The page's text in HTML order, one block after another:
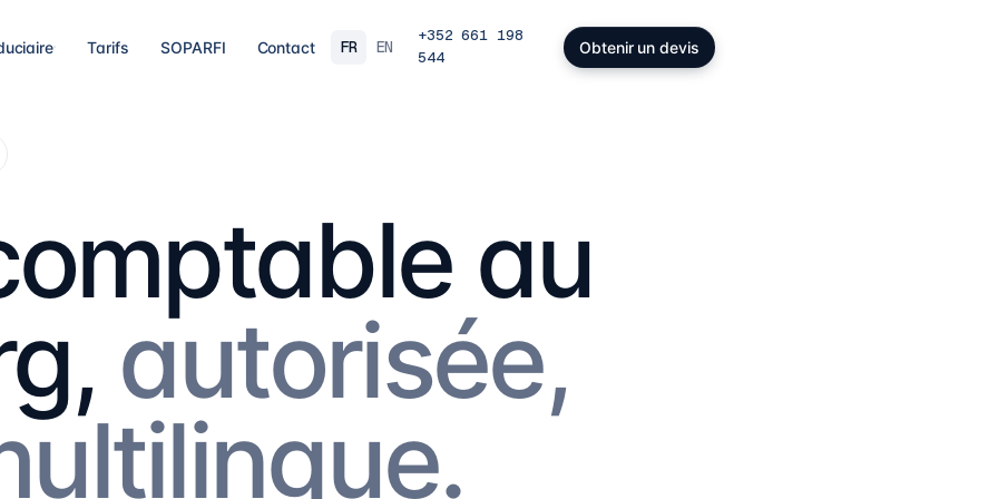
travaux
prestations→
de
07
Gouvernance & directorship
Administrateurs, substance et secrétariat
corporate pour une gouvernance solide au
Luxembourg.
10
prestations→
Conformité réglementaire
AML/KYC, DAC6, CRS/FATCA, ESG/CSRD,
MiCA : rester conforme dans un cadre
exigeant.
7 prestations→
Tarifs SOPARFI Contact FR EN
+352 661 198
544
Obtenir un devis
au
autorisée,